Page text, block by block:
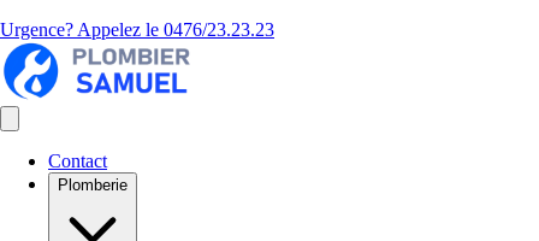
Urgence? Appelez le 0476/23.23.23
Contact
Plomberie